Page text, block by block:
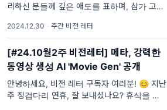
리하신 분들께 깊은 애도를 표하며, 삼가 고인
기원하며, 유가족분들께 깊은 위로와 애도에
2024.12.30 · 주간 비전 레터
[#24.10월2주 비전레터] 메타, 강력한
동영상 생성 AI 'Movie Gen' 공개
안녕하세요, 비전 레터 구독자 여러분! 😊 지난
주 징검다리 연휴, 잘 보내셨나요? 휴식을 취하